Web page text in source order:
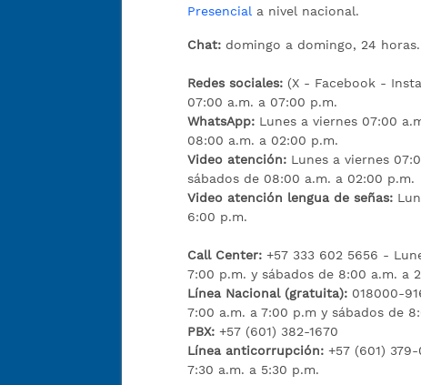
Presencial a nivel nacional.
Chat: domingo a domingo, 24 horas.
Redes sociales: (X - Facebook -
07:00 a.m. a 07:00 p.m.
WhatsApp: Lunes a viernes 07:00
08:00 a.m. a 02:00 p.m.
Video atención: Lunes a viernes
sábados de 08:00 a.m. a 02:00 p.m.
Video atención lengua de señas:
6:00 p.m.
Call Center:+57 333 602 5656 -
7:00 p.m. y sábados de 8:00 a.m. a
Línea Nacional (gratuita): 018000-
7:00 a.m. a 7:00 p.m y sábados de
PBX:+57 (601) 382-1670
Línea anticorrupción:+57 (601)
7:30 a.m. a 5:30 p.m.